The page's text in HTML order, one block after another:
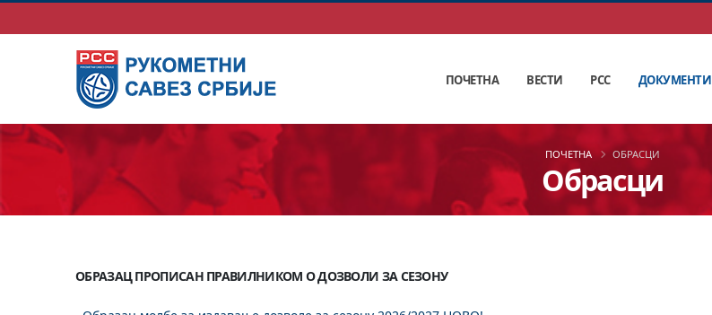
ПОЧЕТНА ВЕСТИ РСС ДОКУМЕНТИ
Обрасци
ПОЧЕТНА ОБРАСЦИ
ОБРАЗАЦ ПРОПИСАН ПРАВИЛНИКОМ О ДОЗВОЛИ ЗА СЕЗОНУ